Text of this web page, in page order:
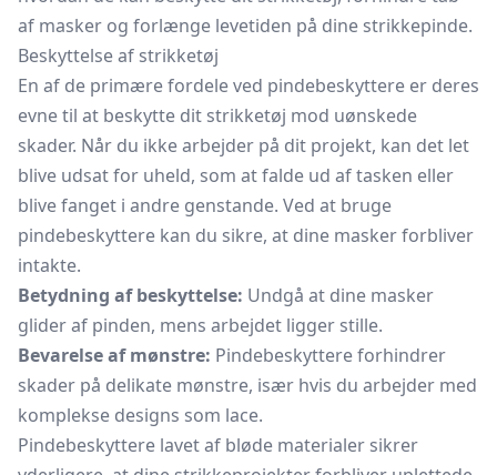
af masker og forlænge levetiden på dine strikkepinde.
Beskyttelse af strikketøj
En af de primære fordele ved pindebeskyttere er deres
evne til at beskytte dit strikketøj mod uønskede
skader. Når du ikke arbejder på dit projekt, kan det let
blive udsat for uheld, som at falde ud af tasken eller
blive fanget i andre genstande. Ved at bruge
pindebeskyttere kan du sikre, at dine masker forbliver
intakte.
Betydning af beskyttelse: Undgå at dine masker
glider af pinden, mens arbejdet ligger stille.
Bevarelse af mønstre: Pindebeskyttere forhindrer
skader på delikate mønstre, især hvis du arbejder med
komplekse designs som lace.
Pindebeskyttere lavet af bløde materialer sikrer